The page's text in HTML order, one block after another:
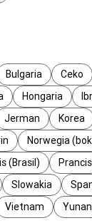
Bulgaria Ceko
Hongaria
Jerman Korea
Norwegia
(Brasil) Prancis
Slowakia
Vietnam